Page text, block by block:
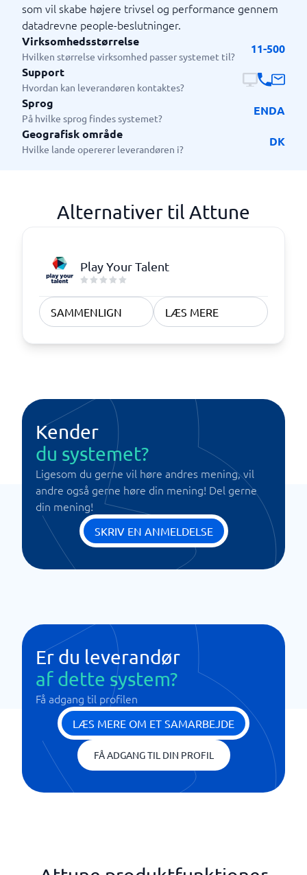
som vil skabe højere trivsel og performance gennem
datadrevne people-beslutninger.
Virksomhedsstørrelse
Hvilken størrelse virksomhed passer systemet til?
11-500
Support
Hvordan kan leverandøren kontaktes?
Sprog
På hvilke sprog findes systemet?
ENDA
Geografisk område
Hvilke lande opererer leverandøren i?
DK
Alternativer til Attune
Play Your Talent
SAMMENLIGN LÆS MERE
Kender
du systemet?
Ligesom du gerne vil høre andres mening, vil
andre også gerne høre din mening! Del gerne
din mening!
SKRIV EN ANMELDELSE
Er du leverandør
af dette system?
Få adgang til profilen
LÆS MERE OM ET SAMARBEJDE
FÅ ADGANG TIL DIN PROFIL